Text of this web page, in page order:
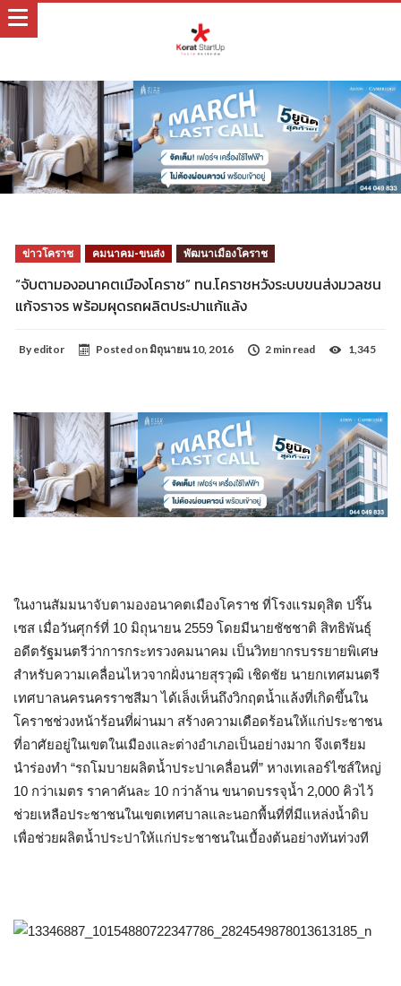
ข่าวโคราช คมนาคม-ขนส่ง พัฒนาเมืองโคราช
“จับตามองอนาคตเมืองโคราช” ทน.โคราชหวังระบบขนส่งมวลชน
แก้จราจร พร้อมผุดรถผลิตประปาแก้แล้ง
By editor Posted onมิถุนายน 10, 2016 2 min read 1,345
ในงานสัมมนาจับตามองอนาคตเมืองโคราช ที่โรงแรมดุสิต ปริ๊น
เซส เมื่อวันศุกร์ที่ 10 มิถุนายน 2559 โดยมีนายชัชชาติ สิทธิพันธุ์
อดีตรัฐมนตรีว่าการกระทรวงคมนาคม เป็นวิทยากรบรรยายพิเศษ​
สำหรับความเคลื่อนไหวจากฝั่งนายสุรวุฒิ เชิดชัย นายกเทศมนตรี
เทศบาลนครนครราชสีมา ได้เล็งเห็นถึงวิกฤตน้ำแล้งที่เกิดขึ้นใน
โคราชช่วงหน้าร้อนที่ผ่านมา สร้างความเดือดร้อนให้แก่ประชาชน
ที่อาศัยอยู่ในเขตในเมืองและต่างอำเภอเป็นอย่างมาก จึงเตรียม
นำร่องทำ “รถโมบายผลิตน้ำประปาเคลื่อนที่” หางเทเลอร์ไซส์ใหญ่
10 กว่าเมตร ราคาคันละ 10 กว่าล้าน ขนาดบรรจุน้ำ 2,000 คิวไว้
ช่วยเหลือประชาชนในเขตเทศบาลและนอกพื้นที่ที่มีแหล่งน้ำดิบ
เพื่อช่วยผลิตน้ำประปาให้แก่ประชาชนในเบื้องต้นอย่างทันท่วงที